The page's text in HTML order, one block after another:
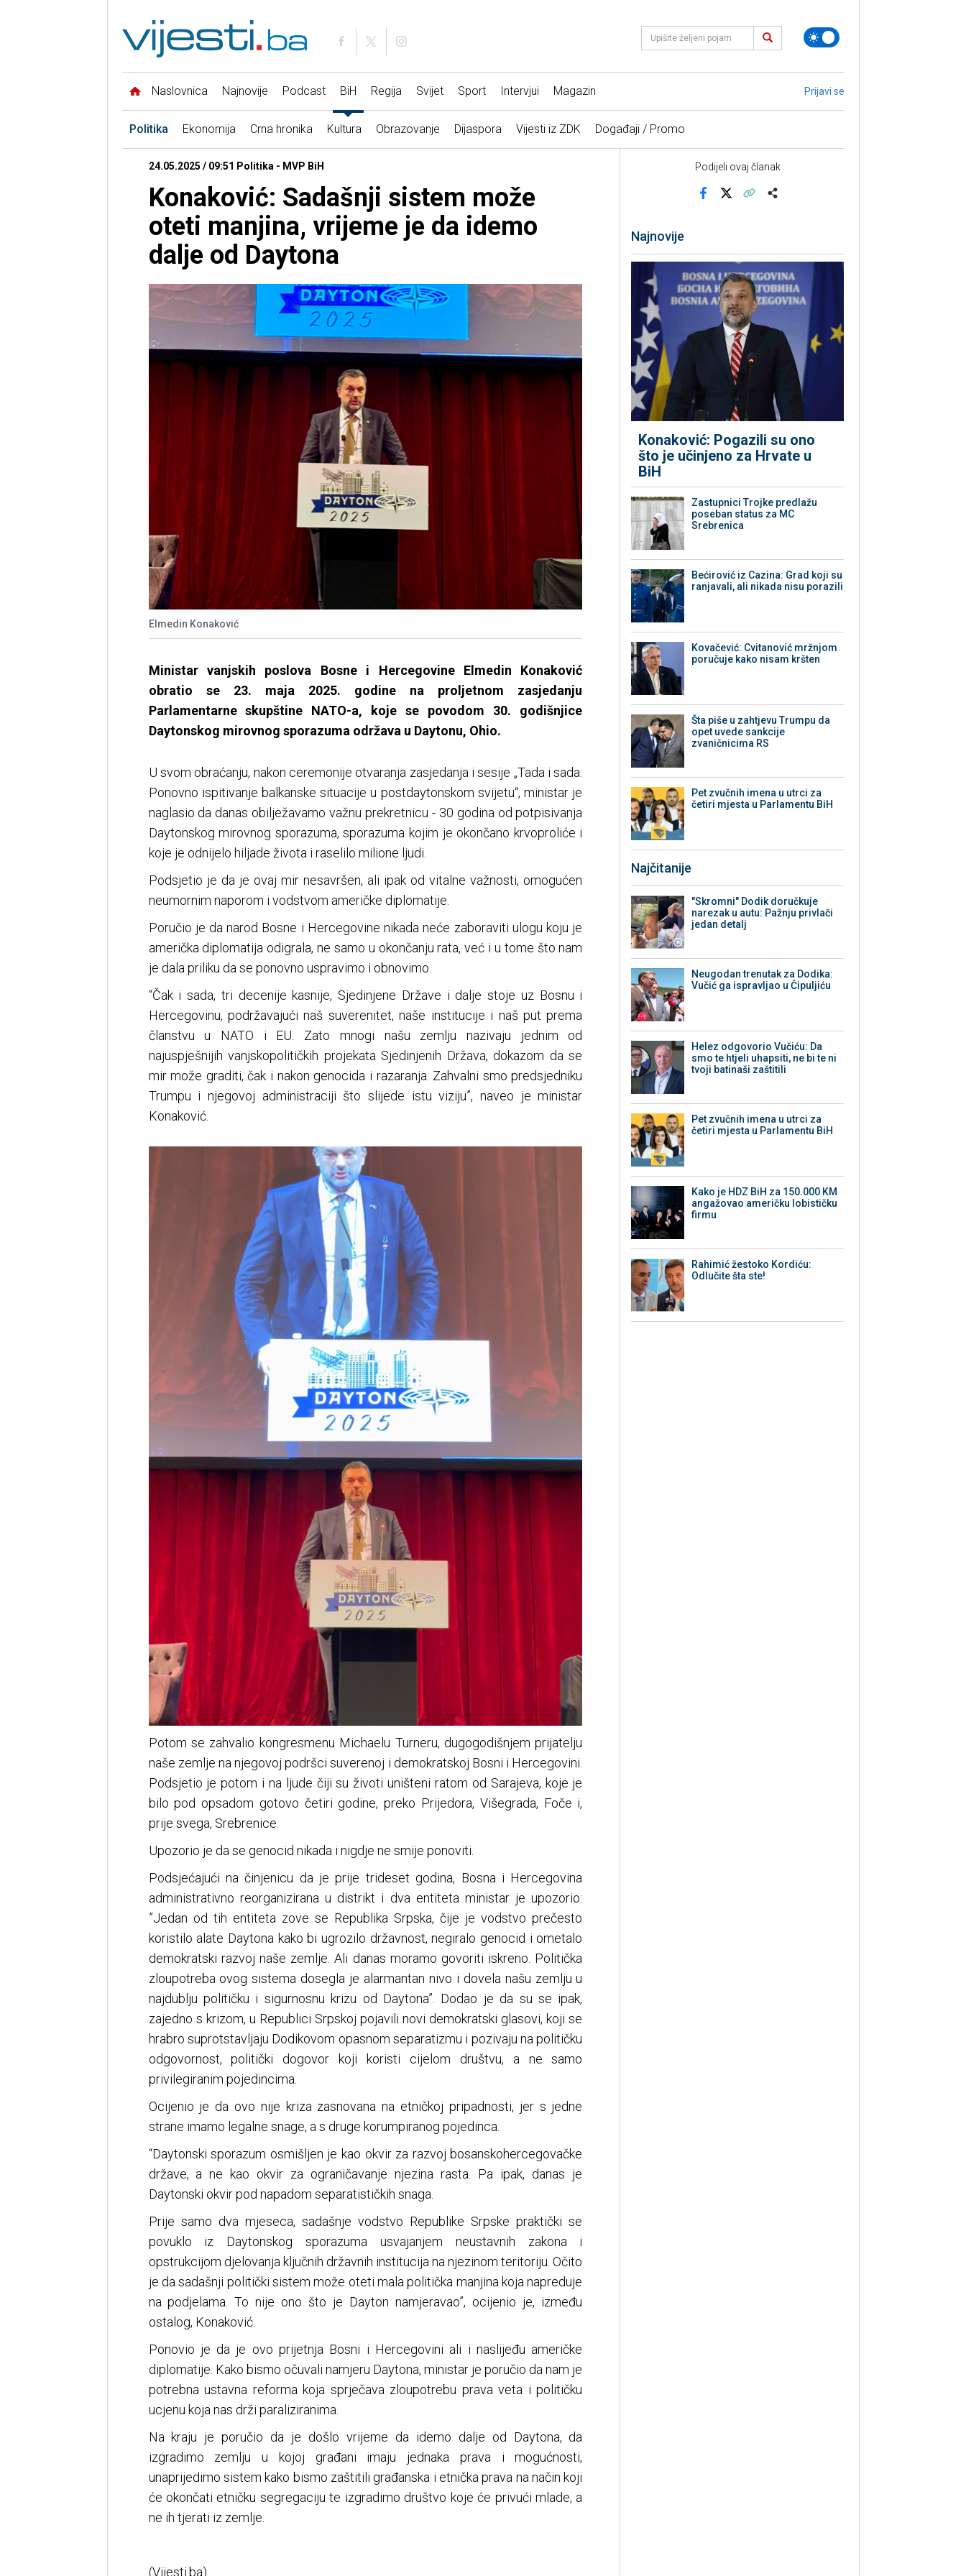
Naslovnica Najnovije Podcast BiH Regija Svijet Sport Intervjui Magazin Prijavi se
Politika Ekonomija Crna hronika Kultura Obrazovanje Dijaspora Vijesti iz ZDK Događaji / Promo
24.05.2025 / 09:51 Politika - MVP BiH
Konaković: Sadašnji sistem može
oteti manjina, vrijeme je da idemo
dalje od Daytona
Elmedin Konaković
Ministar vanjskih poslova Bosne i Hercegovine Elmedin Konaković
obratio se 23. maja 2025. godine na proljetnom zasjedanju
Parlamentarne skupštine NATO-a, koje se povodom 30. godišnjice
Daytonskog mirovnog sporazuma održava u Daytonu, Ohio.
U svom obraćanju, nakon ceremonije otvaranja zasjedanja i sesije „Tada i sada:
Ponovno ispitivanje balkanske situacije u postdaytonskom svijetu“, ministar je
naglasio da danas obilježavamo važnu prekretnicu - 30 godina od potpisivanja
Daytonskog mirovnog sporazuma, sporazuma kojim je okončano krvoproliće i
koje je odnijelo hiljade života i raselilo milione ljudi.
Podsjetio je da je ovaj mir nesavršen, ali ipak od vitalne važnosti, omogućen
neumornim naporom i vodstvom američke diplomatije.
Poručio je da narod Bosne i Hercegovine nikada neće zaboraviti ulogu koju je
američka diplomatija odigrala, ne samo u okončanju rata, već i u tome što nam
je dala priliku da se ponovno uspravimo i obnovimo.
“Čak i sada, tri decenije kasnije, Sjedinjene Države i dalje stoje uz Bosnu i
Hercegovinu, podržavajući naš suverenitet, naše institucije i naš put prema
članstvu u NATO i EU. Zato mnogi našu zemlju nazivaju jednim od
najuspješnijih vanjskopolitičkih projekata Sjedinjenih Država, dokazom da se
mir može graditi, čak i nakon genocida i razaranja. Zahvalni smo predsjedniku
Trumpu i njegovoj administraciji što slijede istu viziju”, naveo je ministar
Konaković.
Potom se zahvalio kongresmenu Michaelu Turneru, dugogodišnjem prijatelju
naše zemlje na njegovoj podršci suverenoj i demokratskoj Bosni i Hercegovini.
Podsjetio je potom i na ljude čiji su životi uništeni ratom od Sarajeva, koje je
bilo pod opsadom gotovo četiri godine, preko Prijedora, Višegrada, Foče i,
prije svega, Srebrenice.
Upozorio je da se genocid nikada i nigdje ne smije ponoviti.
Podsjećajući na činjenicu da je prije trideset godina, Bosna i Hercegovina
administrativno reorganizirana u distrikt i dva entiteta ministar je upozorio:
”Jedan od tih entiteta zove se Republika Srpska, čije je vodstvo prečesto
koristilo alate Daytona kako bi ugrozilo državnost, negiralo genocid i ometalo
demokratski razvoj naše zemlje. Ali danas moramo govoriti iskreno. Politička
zloupotreba ovog sistema dosegla je alarmantan nivo i dovela našu zemlju u
najdublju političku i sigurnosnu krizu od Daytona”. Dodao je da su se ipak,
zajedno s krizom, u Republici Srpskoj pojavili novi demokratski glasovi, koji se
hrabro suprotstavljaju Dodikovom opasnom separatizmu i pozivaju na političku
odgovornost, politički dogovor koji koristi cijelom društvu, a ne samo
privilegiranim pojedincima.
Ocijenio je da ovo nije kriza zasnovana na etničkoj pripadnosti, jer s jedne
strane imamo legalne snage, a s druge korumpiranog pojedinca.
“Daytonski sporazum osmišljen je kao okvir za razvoj bosanskohercegovačke
države, a ne kao okvir za ograničavanje njezina rasta. Pa ipak, danas je
Daytonski okvir pod napadom separatističkih snaga.
Prije samo dva mjeseca, sadašnje vodstvo Republike Srpske praktički se
povuklo iz Daytonskog sporazuma usvajanjem neustavnih zakona i
opstrukcijom djelovanja ključnih državnih institucija na njezinom teritoriju. Očito
je da sadašnji politički sistem može oteti mala politička manjina koja napreduje
na podjelama. To nije ono što je Dayton namjeravao”, ocijenio je, između
ostalog, Konaković.
Ponovio je da je ovo prijetnja Bosni i Hercegovini ali i naslijeđu američke
diplomatije. Kako bismo očuvali namjeru Daytona, ministar je poručio da nam je
potrebna ustavna reforma koja sprječava zloupotrebu prava veta i političku
ucjenu koja nas drži paraliziranima.
Na kraju je poručio da je došlo vrijeme da idemo dalje od Daytona, da
izgradimo zemlju u kojoj građani imaju jednaka prava i mogućnosti,
unaprijedimo sistem kako bismo zaštitili građanska i etnička prava na način koji
će okončati etničku segregaciju te izgradimo društvo koje će privući mlade, a
ne ih tjerati iz zemlje.
(Vijesti.ba)
Podijeli ovaj članak
Najnovije
Konaković: Pogazili su ono
što je učinjeno za Hrvate u
BiH
Zastupnici Trojke predlažu
poseban status za MC
Srebrenica
Bećirović iz Cazina: Grad koji su
ranjavali, ali nikada nisu porazili
Kovačević: Cvitanović mržnjom
poručuje kako nisam kršten
Šta piše u zahtjevu Trumpu da
opet uvede sankcije
zvaničnicima RS
Pet zvučnih imena u utrci za
četiri mjesta u Parlamentu BiH
Najčitanije
"Skromni" Dodik doručkuje
narezak u autu: Pažnju privlači
jedan detalj
Neugodan trenutak za Dodika:
Vučić ga ispravljao u Čipuljiću
Helez odgovorio Vučiću: Da
smo te htjeli uhapsiti, ne bi te ni
tvoji batinaši zaštitili
Pet zvučnih imena u utrci za
četiri mjesta u Parlamentu BiH
Kako je HDZ BiH za 150.000 KM
angažovao američku lobističku
firmu
Rahimić žestoko Kordiću:
Odlučite šta ste!